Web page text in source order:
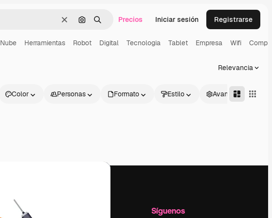
BorrarBuscar por imagen
BuscarPrecios Iniciar sesión Registrarse
Nube Herramientas Robot Digital Tecnologia Tablet Empresa Wifi
Relevancia
Color Personas Formato Estilo Avanzado
Información útil Síguenos